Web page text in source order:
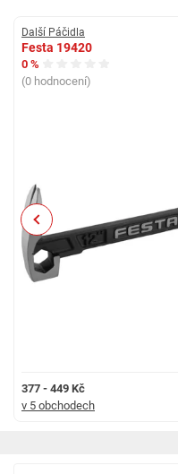
Další Páčidla
Festa 19420
0 %
(0 hodnocení)
377 - 449 Kč
v 5 obchodech
Previous